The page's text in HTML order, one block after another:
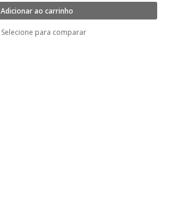
Adicionar ao carrinho
Selecione para comparar